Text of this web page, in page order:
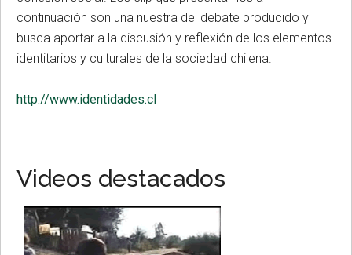
continuación son una nuestra del debate producido y
busca aportar a la discusión y reflexión de los elementos
identitarios y culturales de la sociedad chilena.
http://www.identidades.cl
Videos destacados